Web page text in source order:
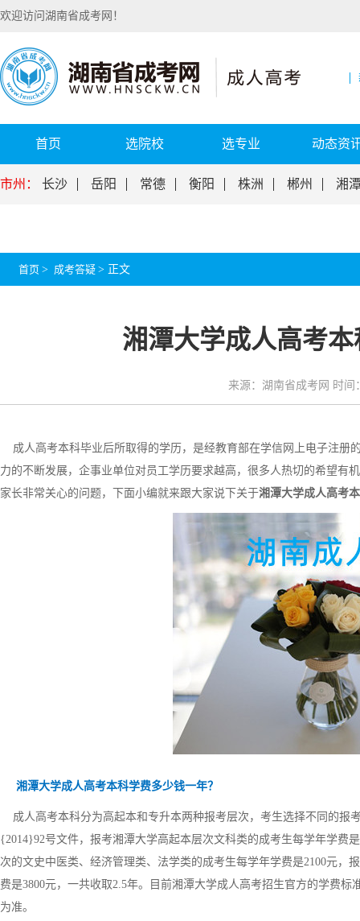
欢迎访问湖南省成考网！
首页 选院校 选专业 动态资
市州： 长沙 岳阳 常德 衡阳 株洲 郴州 湘
首页 > 成考答疑 > 正文
湘潭大学成人高考
来源：湖南省成考网 时间
成人高考本科毕业后所取得的学历，是经教育部在学信网上电子注册
力的不断发展，企事业单位对员工学历要求越高，很多人热切的希望有
家长非常关心的问题，下面小编就来跟大家说下关于湘潭大学成人高考
湘潭大学成人高考本科学费多少钱一年？
成人高考本科分为高起本和专升本两种报考层次，考生选择不同的报
{2014}92号文件，报考湘潭大学高起本层次文科类的成考生每学年学费
次的文史中医类、经济管理类、法学类的成考生每学年学费是2100元，
费是3800元，一共收取2.5年。目前湘潭大学成人高考招生官方的学费
为准。